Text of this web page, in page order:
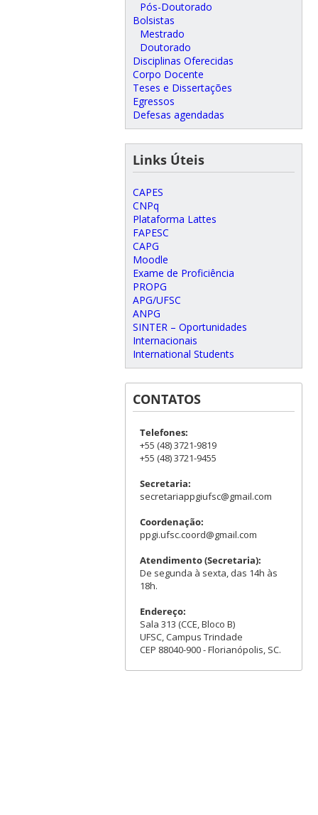
Pós-Doutorado
Bolsistas
Mestrado
Doutorado
Disciplinas Oferecidas
Corpo Docente
Teses e Dissertações
Egressos
Defesas agendadas
Links Úteis
CAPES
CNPq
Plataforma Lattes
FAPESC
CAPG
Moodle
Exame de Proficiência
PROPG
APG/UFSC
ANPG
SINTER – Oportunidades
Internacionais
International Students
CONTATOS
Telefones:
+55 (48) 3721-9819
+55 (48) 3721-9455
Secretaria:
secretariappgiufsc@gmail.com
Coordenação:
ppgi.ufsc.coord@gmail.com
Atendimento (Secretaria):
De segunda à sexta, das 14h às
18h.
Endereço:
Sala 313 (CCE, Bloco B)
UFSC, Campus Trindade
CEP 88040-900 - Florianópolis, SC.